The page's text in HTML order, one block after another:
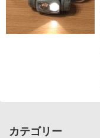
カテゴリー